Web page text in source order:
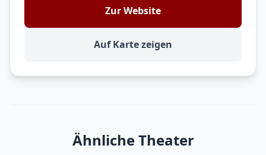
Zur Website
Auf Karte zeigen
Ähnliche Theater